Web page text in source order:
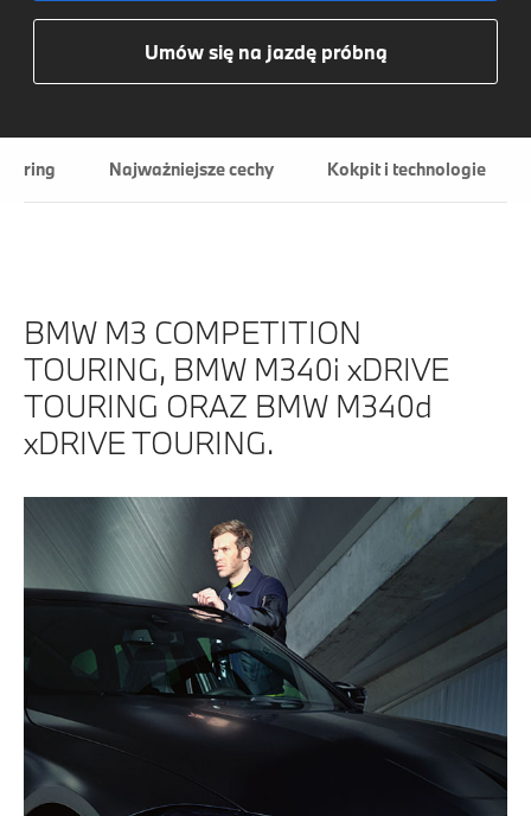
Umów się na jazdę próbną
Najważniejsze cechy Kokpit i technologie
BMW M3 COMPETITION
TOURING, BMW M340i xDRIVE
TOURING ORAZ BMW M340d
xDRIVE TOURING.